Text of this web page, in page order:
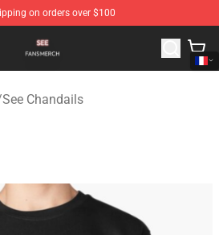
on orders over $100
See Merchandise Store
See Chandails